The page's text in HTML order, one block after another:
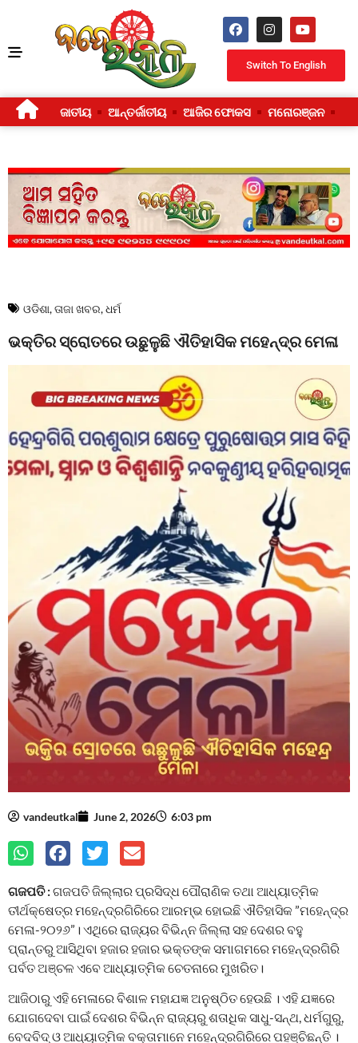
Switch To English
ଜାତୀୟ ଆନ୍ତର୍ଜାତୀୟ ଆଜିର ଫୋକସ ମନୋରଞ୍ଜନ
ଓଡିଶା,ତାଜା ଖବର,ଧର୍ମ
ଭକ୍ତିର ସ୍ରୋତରେ ଉଛୁଳୁଛି ଐତିହାସିକ ମହେନ୍ଦ୍ର ମେଳା
vandeutkal June 2, 2026 6:03 pm
ଗଜପତି :ଗଜପତି ଜିଲ୍ଲାର ପ୍ରସିଦ୍ଧ ପୌରାଣିକ ତଥା ଆଧ୍ୟାତ୍ମିକ
ତୀର୍ଥକ୍ଷେତ୍ର ମହେନ୍ଦ୍ରଗିରିରେ ଆରମ୍ଭ ହୋଇଛି ଐତିହାସିକ ”ମହେନ୍ଦ୍ର
ମେଳା-୨୦୨୬”। ଏଥିରେ ରାଜ୍ୟର ବିଭିନ୍ନ ଜିଲ୍ଲା ସହ ଦେଶର ବହୁ
ପ୍ରାନ୍ତରୁ ଆସିଥିବା ହଜାର ହଜାର ଭକ୍ତଙ୍କ ସମାଗମରେ ମହେନ୍ଦ୍ରଗିରି
ପର୍ବତ ଅଞ୍ଚଳ ଏବେ ଆଧ୍ୟାତ୍ମିକ ଚେତନାରେ ମୁଖରିତ।
ଆଜିଠାରୁ ଏହି ମେଳାରେ ବିଶାଳ ମହାଯଜ୍ଞ ଅନୁଷ୍ଠିତ ହେଉଛି । ଏହି ଯଜ୍ଞରେ
ଯୋଗଦେବା ପାଇଁ ଦେଶର ବିଭିନ୍ନ ରାଜ୍ୟରୁ ଶତାଧିକ ସାଧୁ-ସନ୍ଥ, ଧର୍ମଗୁରୁ,
ବେଦବିଦ୍ ଓ ଆଧ୍ୟାତ୍ମିକ ବକ୍ତାମାନେ ମହେନ୍ଦ୍ରଗିରିରେ ପହଞ୍ଚିଛନ୍ତି ।